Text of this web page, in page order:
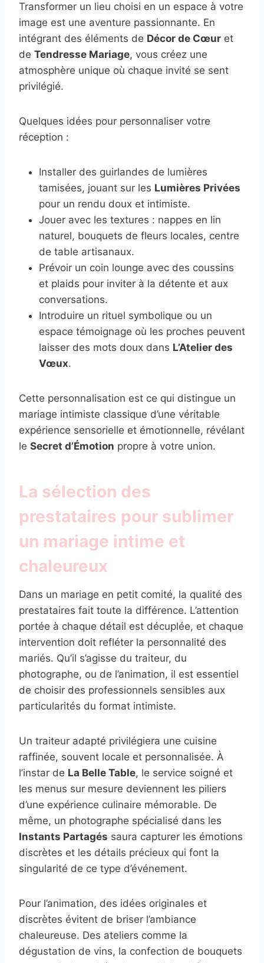
Transformer un lieu choisi en un espace à votre
image est une aventure passionnante. En
intégrant des éléments de Décor de Cœur et
de Tendresse Mariage, vous créez une
atmosphère unique où chaque invité se sent
privilégié.
Quelques idées pour personnaliser votre
réception :
Installer des guirlandes de lumières
tamisées, jouant sur les Lumières Privées
pour un rendu doux et intimiste.
Jouer avec les textures : nappes en lin
naturel, bouquets de fleurs locales, centre
de table artisanaux.
Prévoir un coin lounge avec des coussins
et plaids pour inviter à la détente et aux
conversations.
Introduire un rituel symbolique ou un
espace témoignage où les proches peuvent
laisser des mots doux dans L’Atelier des
Vœux.
Cette personnalisation est ce qui distingue un
mariage intimiste classique d’une véritable
expérience sensorielle et émotionnelle, révélant
le Secret d’Émotion propre à votre union.
La sélection des
prestataires pour sublimer
un mariage intime et
chaleureux
Dans un mariage en petit comité, la qualité des
prestataires fait toute la différence. L’attention
portée à chaque détail est décuplée, et chaque
intervention doit refléter la personnalité des
mariés. Qu’il s’agisse du traiteur, du
photographe, ou de l’animation, il est essentiel
de choisir des professionnels sensibles aux
particularités du format intimiste.
Un traiteur adapté privilégiera une cuisine
raffinée, souvent locale et personnalisée. À
l’instar de La Belle Table, le service soigné et
les menus sur mesure deviennent les piliers
d’une expérience culinaire mémorable. De
même, un photographe spécialisé dans les
Instants Partagés saura capturer les émotions
discrètes et les détails précieux qui font la
singularité de ce type d’événement.
Pour l’animation, des idées originales et
discrètes évitent de briser l’ambiance
chaleureuse. Des ateliers comme la
dégustation de vins, la confection de bouquets